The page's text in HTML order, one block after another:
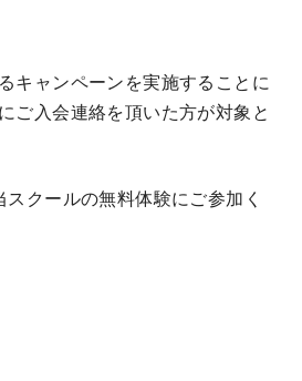
キャンペーンを実施することに
ご入会連絡を頂いた方が対象と
クールの無料体験にご参加く